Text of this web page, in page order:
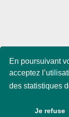
En poursuivant
acceptez
des statistiques
Je refuse